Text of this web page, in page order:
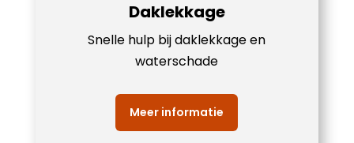
Daklekkage
Snelle hulp bij daklekkage en
waterschade
Meer informatie